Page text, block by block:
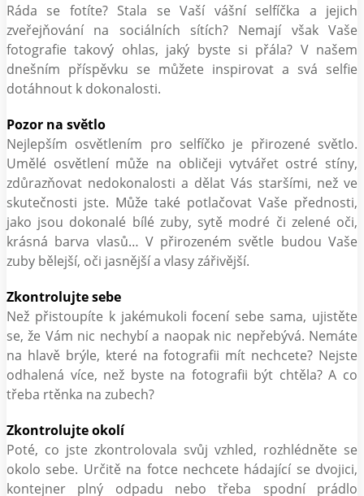
Ráda se fotíte? Stala se Vaší vášní selfíčka a jejich
zveřejňování na sociálních sítích? Nemají však Vaše
fotografie takový ohlas, jaký byste si přála? V našem
dnešním příspěvku se můžete inspirovat a svá selfie
dotáhnout k dokonalosti.
Pozor na světlo
Nejlepším osvětlením pro selfíčko je přirozené světlo.
Umělé osvětlení může na obličeji vytvářet ostré stíny,
zdůrazňovat nedokonalosti a dělat Vás staršími, než ve
skutečnosti jste. Může také potlačovat Vaše přednosti,
jako jsou dokonalé bílé zuby, sytě modré či zelené oči,
krásná barva vlasů… V přirozeném světle budou Vaše
zuby bělejší, oči jasnější a vlasy zářivější.
Zkontrolujte sebe
Než přistoupíte k jakémukoli focení sebe sama, ujistěte
se, že Vám nic nechybí a naopak nic nepřebývá. Nemáte
na hlavě brýle, které na fotografii mít nechcete? Nejste
odhalená více, než byste na fotografii být chtěla? A co
třeba rtěnka na zubech?
Zkontrolujte okolí
Poté, co jste zkontrolovala svůj vzhled, rozhlédněte se
okolo sebe. Určitě na fotce nechcete hádající se dvojici,
kontejner plný odpadu nebo třeba spodní prádlo